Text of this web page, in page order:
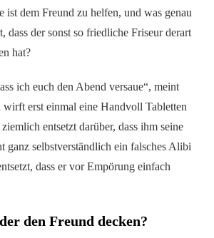
ist dem Freund zu helfen, und was genau
dass der sonst so friedliche Friseur derart
hat?
ich euch den Abend versaue“, meint
erst einmal eine Handvoll Tabletten
entsetzt darüber, dass ihm seine
ganz selbstverständlich ein falsches Alibi
dass er vor Empörung einfach
den Freund decken?